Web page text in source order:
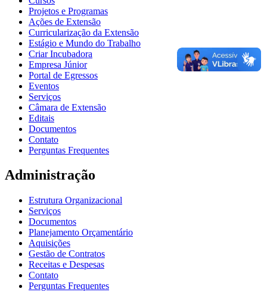
Projetos e Programas
Ações de Extensão
Curricularização da Extensão
Estágio e Mundo do Trabalho
Criar Incubadora
Empresa Júnior
Portal de Egressos
Eventos
Serviços
Câmara de Extensão
Editais
Documentos
Contato
Perguntas Frequentes
Administração
Estrutura Organizacional
Serviços
Documentos
Planejamento Orçamentário
Aquisições
Gestão de Contratos
Receitas e Despesas
Contato
Perguntas Frequentes